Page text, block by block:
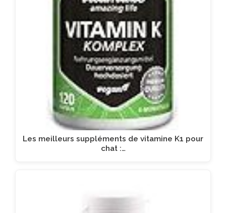
Les meilleurs suppléments de vitamine K1 pour
chat :…